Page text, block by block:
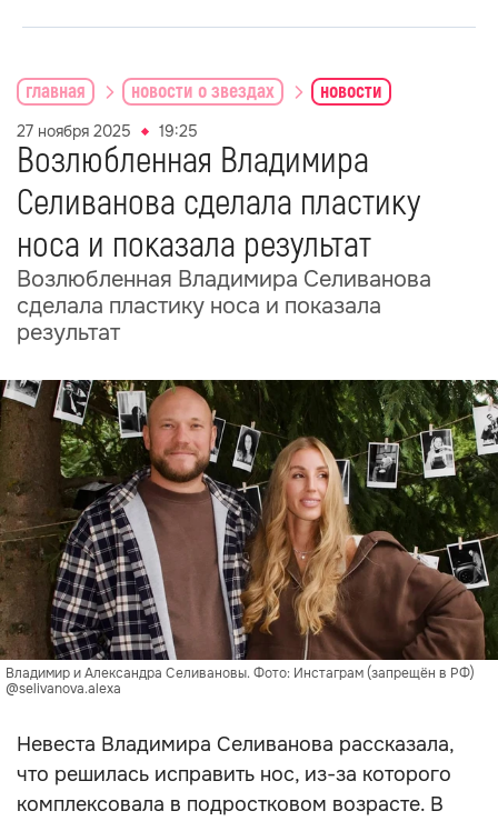
главная новости о звездах новости
27 ноября 2025 19:25
Возлюбленная Владимира
Селиванова сделала пластику
носа и показала результат
Возлюбленная Владимира Селиванова
сделала пластику носа и показала
результат
Владимир и Александра Селивановы. Фото: Инстаграм (запрещён в РФ)
@selivanova.alexa
Невеста Владимира Селиванова рассказала,
что решилась исправить нос, из-за которого
комплексовала в подростковом возрасте. В